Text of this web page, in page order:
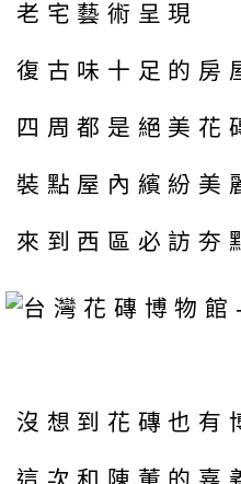
老宅藝術呈現
復古味十足的房
四周都是絕美花
裝點屋內繽紛美
來到西區必訪夯
沒想到花磚也有
這次和陳董的嘉